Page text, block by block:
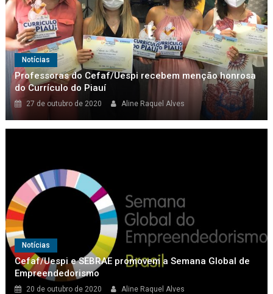
Notícias
Professoras do Cefaf/Uespi recebem menção honrosa
do Currículo do Piauí
27 de outubro de 2020 Aline Raquel Alves
Notícias
Cefaf/Uespi e SEBRAE promovem a Semana Global de
Empreendedorismo
20 de outubro de 2020 Aline Raquel Alves